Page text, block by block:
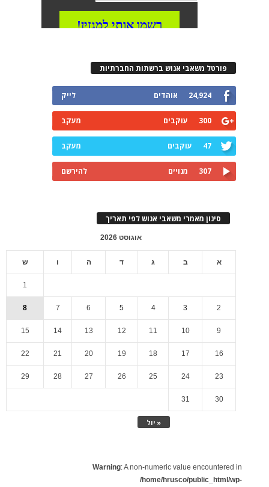
פורטל משאבי אנוש ברשתות החברתיות
24,924 אוהדים לייק
300 עוקבים מעקב
47 עוקבים מעקב
307 מנויים להירשם
סינון מאמרי משאבי אנוש לפי תאריך
אוגוסט 2026
א ב ג ד ה ו ש
« יול
1
2
3
4
5
6
7
8
9
10
11
12
13
14
15
16
17
18
19
20
21
22
23
24
25
26
27
28
29
30
31
Warning: A non-numeric value encountered in
/home/hrusco/public_html/wp-